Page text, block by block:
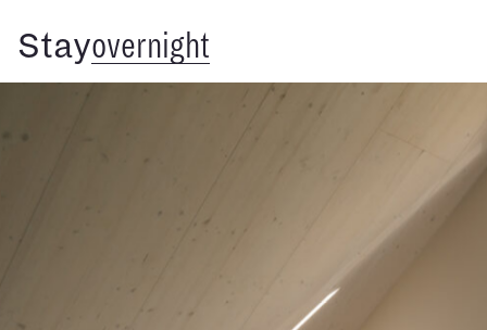
Stayovernight